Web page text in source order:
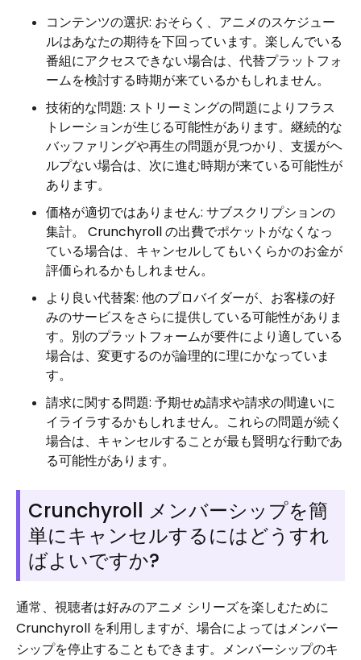
コンテンツの選択: おそらく、アニメのスケジュー
ルはあなたの期待を下回っています。楽しんでいる
番組にアクセスできない場合は、代替プラットフォ
ームを検討する時期が来ているかもしれません。
技術的な問題: ストリーミングの問題によりフラス
トレーションが生じる可能性があります。継続的な
バッファリングや再生の問題が見つかり、支援がヘ
ルプない場合は、次に進む時期が来ている可能性が
あります。
価格が適切ではありません: サブスクリプションの
集計。 Crunchyroll の出費でポケットがなくなっ
ている場合は、キャンセルしてもいくらかのお金が
評価られるかもしれません。
より良い代替案: 他のプロバイダーが、お客様の好
みのサービスをさらに提供している可能性がありま
す。別のプラットフォームが要件により適している
場合は、変更するのが論理的に理にかなっていま
す。
請求に関する問題: 予期せぬ請求や請求の間違いに
イライラするかもしれません。これらの問題が続く
場合は、キャンセルすることが最も賢明な行動であ
る可能性があります。
Crunchyroll メンバーシップを簡
単にキャンセルするにはどうすれ
ばよいですか?
通常、視聴者は好みのアニメ シリーズを楽しむために
Crunchyroll を利用しますが、場合によってはメンバー
シップを停止することもできます。メンバーシップのキ